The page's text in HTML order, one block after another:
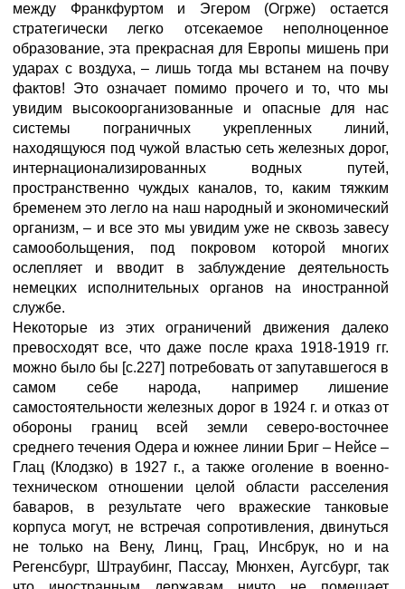
между Франкфуртом и Эгером (Огрже) остается
стратегически легко отсекаемое неполноценное
образование, эта прекрасная для Европы мишень при
ударах с воздуха, – лишь тогда мы встанем на почву
фактов! Это означает помимо прочего и то, что мы
увидим высокоорганизованные и опасные для нас
системы пограничных укрепленных линий,
находящуюся под чужой властью сеть железных дорог,
интернационализированных водных путей,
пространственно чуждых каналов, то, каким тяжким
бременем это легло на наш народный и экономический
организм, – и все это мы увидим уже не сквозь завесу
самообольщения, под покровом которой многих
ослепляет и вводит в заблуждение деятельность
немецких исполнительных органов на иностранной
службе.
Некоторые из этих ограничений движения далеко
превосходят все, что даже после краха 1918-1919 гг.
можно было бы [с.227] потребовать от запутавшегося в
самом себе народа, например лишение
самостоятельности железных дорог в 1924 г. и отказ от
обороны границ всей земли северо-восточнее
среднего течения Одера и южнее линии Бриг – Нейсе –
Глац (Клодзко) в 1927 г., а также оголение в военно-
техническом отношении целой области расселения
баваров, в результате чего вражеские танковые
корпуса могут, не встречая сопротивления, двинуться
не только на Вену, Линц, Грац, Инсбрук, но и на
Регенсбург, Штраубинг, Пассау, Мюнхен, Аугсбург, так